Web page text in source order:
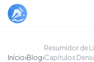
Início›Blog›
Resumidor de
Capítulos